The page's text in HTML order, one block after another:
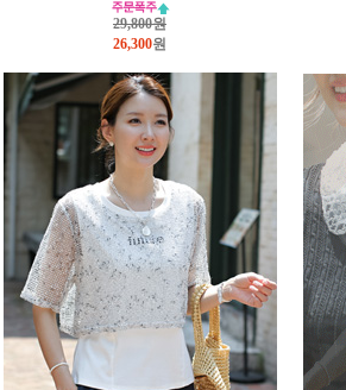
29,800원
26,300원